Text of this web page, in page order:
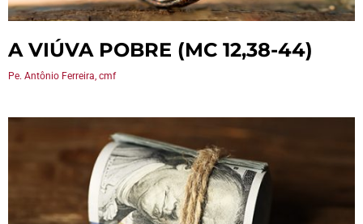
A VIÚVA POBRE (MC 12,38-44)
Pe. Antônio Ferreira, cmf